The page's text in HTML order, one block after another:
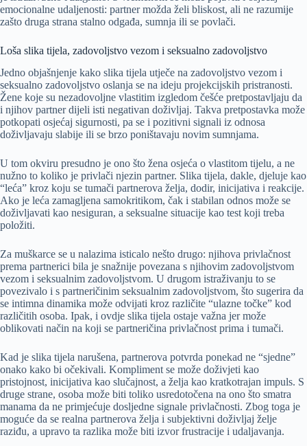
emocionalne udaljenosti: partner možda želi bliskost, ali ne razumije
zašto druga strana stalno odgađa, sumnja ili se povlači.
Loša slika tijela, zadovoljstvo vezom i seksualno zadovoljstvo
Jedno objašnjenje kako slika tijela utječe na zadovoljstvo vezom i
seksualno zadovoljstvo oslanja se na ideju projekcijskih pristranosti.
Žene koje su nezadovoljne vlastitim izgledom češće pretpostavljaju da
i njihov partner dijeli isti negativan doživljaj. Takva pretpostavka može
potkopati osjećaj sigurnosti, pa se i pozitivni signali iz odnosa
doživljavaju slabije ili se brzo poništavaju novim sumnjama.
U tom okviru presudno je ono što žena osjeća o vlastitom tijelu, a ne
nužno to koliko je privlači njezin partner. Slika tijela, dakle, djeluje kao
“leća” kroz koju se tumači partnerova želja, dodir, inicijativa i reakcije.
Ako je leća zamagljena samokritikom, čak i stabilan odnos može se
doživljavati kao nesiguran, a seksualne situacije kao test koji treba
položiti.
Za muškarce se u nalazima isticalo nešto drugo: njihova privlačnost
prema partnerici bila je snažnije povezana s njihovim zadovoljstvom
vezom i seksualnim zadovoljstvom. U drugom istraživanju to se
povezivalo i s partneričinim seksualnim zadovoljstvom, što sugerira da
se intimna dinamika može odvijati kroz različite “ulazne točke” kod
različitih osoba. Ipak, i ovdje slika tijela ostaje važna jer može
oblikovati način na koji se partneričina privlačnost prima i tumači.
Kad je slika tijela narušena, partnerova potvrda ponekad ne “sjedne”
onako kako bi očekivali. Kompliment se može doživjeti kao
pristojnost, inicijativa kao slučajnost, a želja kao kratkotrajan impuls. S
druge strane, osoba može biti toliko usredotočena na ono što smatra
manama da ne primjećuje dosljedne signale privlačnosti. Zbog toga je
moguće da se realna partnerova želja i subjektivni doživljaj želje
raziđu, a upravo ta razlika može biti izvor frustracije i udaljavanja.